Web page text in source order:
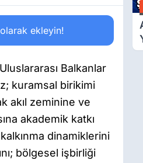
ekleyin!
Balkanlar
kuramsal birikimi
akıl zeminine ve
akademik katkı
dinamiklerini
bölgesel işbirliği